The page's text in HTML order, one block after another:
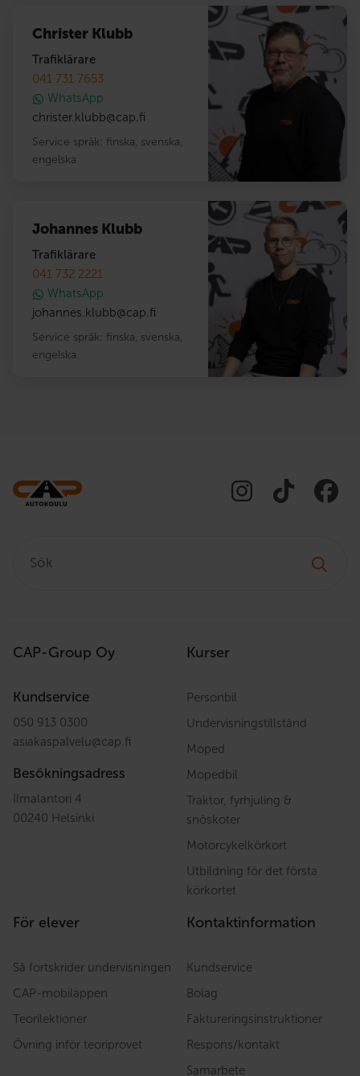
Christer Klubb
Trafiklärare
041 731 7653
WhatsApp
christer.klubb@cap.fi
Service språk: finska, svenska,
engelska
Johannes Klubb
Trafiklärare
041 732 2221
WhatsApp
johannes.klubb@cap.fi
Service språk: finska, svenska,
engelska
CAP-Group Oy
Kundservice
050 913 0300
asiakaspalvelu@cap.fi
Besökningsadress
Ilmalantori 4
00240 Helsinki
Kurser
Personbil
Undervisningstillstånd
Moped
Mopedbil
Traktor, fyrhjuling &
snöskoter
Motorcykelkörkort
Utbildning för det första
körkortet
För elever
Så fortskrider undervisningen
CAP-mobilappen
Teorilektioner
Övning inför teoriprovet
Kontaktinformation
Kundservice
Bolag
Faktureringsinstruktioner
Respons/kontakt
Samarbete